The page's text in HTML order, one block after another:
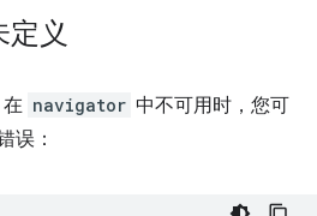
定义
在 navigator 中不可用时，您可
误：